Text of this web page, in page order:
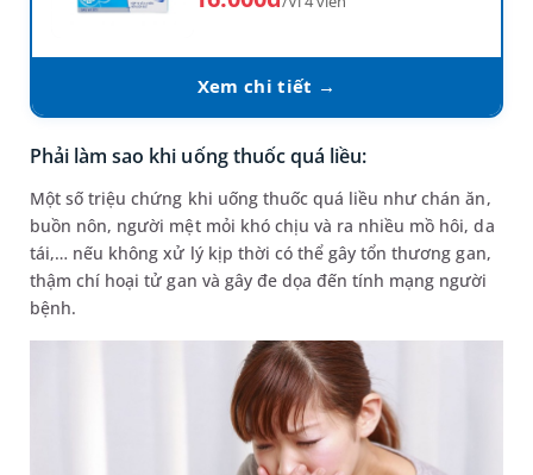
Xem chi tiết →
Phải làm sao khi uống thuốc quá liều:
Một số triệu chứng khi uống thuốc quá liều như chán ăn,
buồn nôn, người mệt mỏi khó chịu và ra nhiều mồ hôi, da
tái,… nếu không xử lý kịp thời có thể gây tổn thương gan,
thậm chí hoại tử gan và gây đe dọa đến tính mạng người
bệnh.